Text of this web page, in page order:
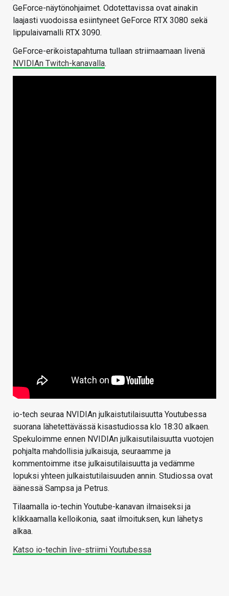
GeForce-näytönohjaimet. Odotettavissa ovat ainakin
laajasti vuodoissa esiintyneet GeForce RTX 3080 sekä
lippulaivamalli RTX 3090.
GeForce-erikoistapahtuma tullaan striimaamaan livenä
NVIDIAn Twitch-kanavalla.
io-tech seuraa NVIDIAn julkaistutilaisuutta Youtubessa
suorana lähetettävässä kisastudiossa klo 18:30 alkaen.
Spekuloimme ennen NVIDIAn julkaisutilaisuutta vuotojen
pohjalta mahdollisia julkaisuja, seuraamme ja
kommentoimme itse julkaisutilaisuutta ja vedämme
lopuksi yhteen julkaistutilaisuuden annin. Studiossa ovat
äänessä Sampsa ja Petrus.
Tilaamalla io-techin Youtube-kanavan ilmaiseksi ja
klikkaamalla kelloikonia, saat ilmoituksen, kun lähetys
alkaa.
Katso io-techin live-striimi Youtubessa